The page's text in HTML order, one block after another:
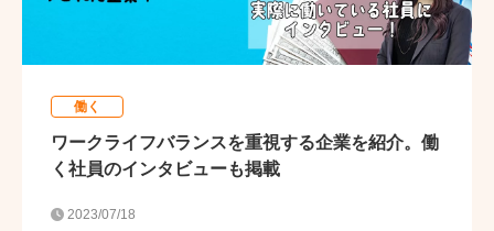
働く
ワークライフバランスを重視する企業を紹介。働
く社員のインタビューも掲載
2023/07/18